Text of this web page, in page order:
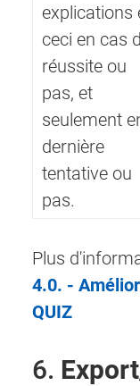
explications
ceci en cas
réussite ou
pas, et
seulement
dernière
tentative ou
pas.
Plus
4.0. -
QUIZ
6.